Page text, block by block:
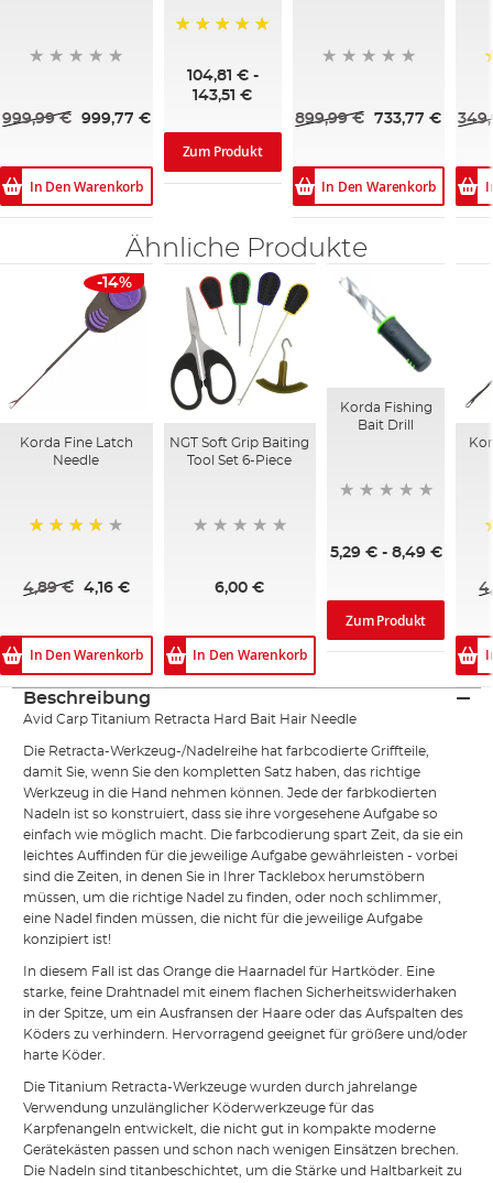
999,99 € 999,77 €
In Den Warenkorb
104,81 €-
143,51 €
Zum Produkt
899,99 € 733,77 €
In Den Warenkorb
Ähnliche Produkte
-14%
Korda Fine Latch
Needle
4,89 € 4,16 €
In Den Warenkorb
NGT Soft Grip Baiting
Tool Set 6-Piece
6,00 €
In Den Warenkorb
Korda Fishing
Bait Drill
5,29 €- 8,49 €
Zum Produkt
Beschreibung
Avid Carp Titanium Retracta Hard Bait Hair Needle
Die Retracta-Werkzeug-/Nadelreihe hat farbcodierte Griffteile,
damit Sie, wenn Sie den kompletten Satz haben, das richtige
Werkzeug in die Hand nehmen können. Jede der farbkodierten
Nadeln ist so konstruiert, dass sie ihre vorgesehene Aufgabe so
einfach wie möglich macht. Die farbcodierung spart Zeit, da sie ein
leichtes Auffinden für die jeweilige Aufgabe gewährleisten - vorbei
sind die Zeiten, in denen Sie in Ihrer Tacklebox herumstöbern
müssen, um die richtige Nadel zu finden, oder noch schlimmer,
eine Nadel finden müssen, die nicht für die jeweilige Aufgabe
konzipiert ist!
In diesem Fall ist das Orange die Haarnadel für Hartköder. Eine
starke, feine Drahtnadel mit einem flachen Sicherheitswiderhaken
in der Spitze, um ein Ausfransen der Haare oder das Aufspalten des
Köders zu verhindern. Hervorragend geeignet für größere und/oder
harte Köder.
Die Titanium Retracta-Werkzeuge wurden durch jahrelange
Verwendung unzulänglicher Köderwerkzeuge für das
Karpfenangeln entwickelt, die nicht gut in kompakte moderne
Gerätekästen passen und schon nach wenigen Einsätzen brechen.
Die Nadeln sind titanbeschichtet, um die Stärke und Haltbarkeit zu